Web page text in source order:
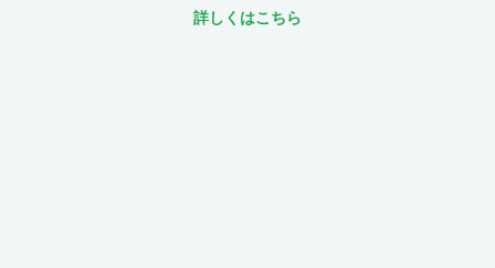
詳しくはこちら